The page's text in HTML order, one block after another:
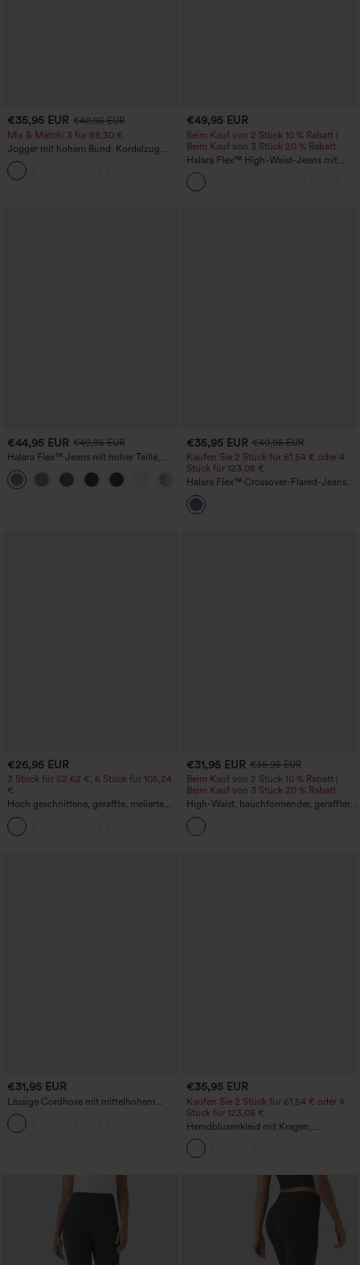
€35,95 EUR €40,95 EUR
Mix & Match: 3 für 88,30 €
Jogger mit hohem Bund, Kordelzug
und Raffung, schmal zulaufend,
schnelltrocknend mit kühlendem Griff,
mit Taschen - UPF40+
€49,95 EUR
Beim Kauf von 2 Stück 10 % Rabatt |
Beim Kauf von 3 Stück 20 % Rabatt
Halara Flex™ High-Waist-Jeans mit
Bauchkontrolle, weitem Bein und
Taschen
€44,95 EUR €49,95 EUR
Halara Flex™ Jeans mit hoher Taille,
Taschen, geradem Bein und Used-Look
+3
€35,95 EUR €40,95 EUR
Kaufen Sie 2 Stück für 61,54 € oder 4
Stück für 123,08 €.
Halara Flex™ Crossover-Flared-Jeans
aus elastischem Strick-Denim mit
hohem Bund und mehreren Taschen
€26,95 EUR
3 Stück für 52,62 €, 6 Stück für 105,24
€
Hoch geschnittene, geraffte, melierte
Yoga-Pedal-Pusher-Joggers mit
Taschen
€31,95 EUR €35,95 EUR
Beim Kauf von 2 Stück 10 % Rabatt |
Beim Kauf von 3 Stück 20 % Rabatt
High-Waist, bauchformender, geraffter
Midirock mit geschwungenem Saum, 2-
in-1 Fleece/PU, lässig
€31,95 EUR
Lässige Cordhose mit mittelhohem
Bund, Reißverschluss und Seitentaschen
+7
€35,95 EUR
Kaufen Sie 2 Stück für 61,54 € oder 4
Stück für 123,08 €.
Hemdblusenkleid mit Kragen,
Kappenärmeln, Taillengürtel,
geschwungenem Schlitzsaum, Midi-
Länge und Taschen